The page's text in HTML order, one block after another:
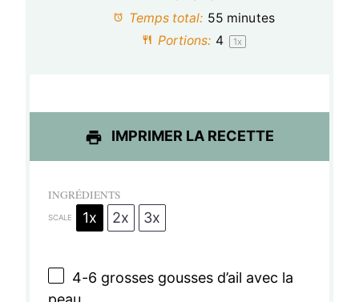
i
s
i
s
i
s
i
s
i
Temps total: 55 minutes
Portions: 4 1x
IMPRIMER LA RECETTE
INGRÉDIENTS
SCALE 1x 2x 3x
4-6 grosses gousses d’ail avec la